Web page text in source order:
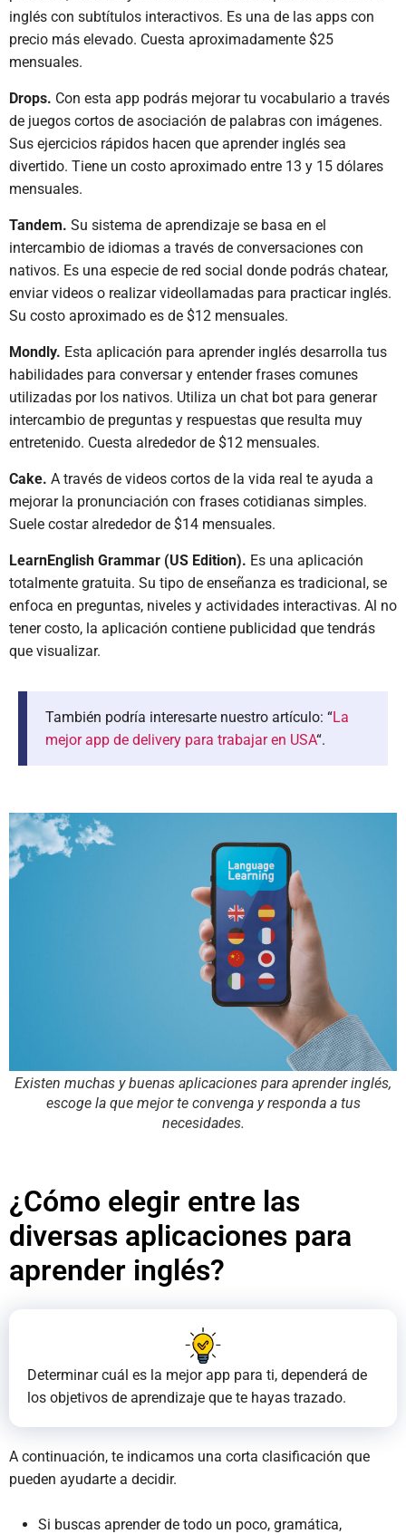
inglés con subtítulos interactivos. Es una de las apps con
precio más elevado. Cuesta aproximadamente $25
mensuales.
Drops. Con esta app podrás mejorar tu vocabulario a través
de juegos cortos de asociación de palabras con imágenes.
Sus ejercicios rápidos hacen que aprender inglés sea
divertido. Tiene un costo aproximado entre 13 y 15 dólares
mensuales.
Tandem. Su sistema de aprendizaje se basa en el
intercambio de idiomas a través de conversaciones con
nativos. Es una especie de red social donde podrás chatear,
enviar videos o realizar videollamadas para practicar inglés.
Su costo aproximado es de $12 mensuales.
Mondly. Esta aplicación para aprender inglés desarrolla tus
habilidades para conversar y entender frases comunes
utilizadas por los nativos. Utiliza un chat bot para generar
intercambio de preguntas y respuestas que resulta muy
entretenido. Cuesta alrededor de $12 mensuales.
Cake. A través de videos cortos de la vida real te ayuda a
mejorar la pronunciación con frases cotidianas simples.
Suele costar alrededor de $14 mensuales.
LearnEnglish Grammar (US Edition). Es una aplicación
totalmente gratuita. Su tipo de enseñanza es tradicional, se
enfoca en preguntas, niveles y actividades interactivas. Al no
tener costo, la aplicación contiene publicidad que tendrás
que visualizar.
También podría interesarte nuestro artículo: “La
mejor app de delivery para trabajar en USA“.
Existen muchas y buenas aplicaciones para aprender inglés,
escoge la que mejor te convenga y responda a tus
necesidades.
¿Cómo elegir entre las
diversas aplicaciones para
aprender inglés?
Determinar cuál es la mejor app para ti, dependerá de
los objetivos de aprendizaje que te hayas trazado.
A continuación, te indicamos una corta clasificación que
pueden ayudarte a decidir.
Si buscas aprender de todo un poco, gramática,